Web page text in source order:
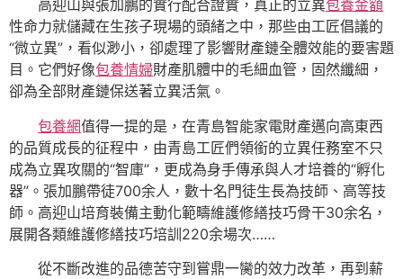
高迎山與張加鵬的實行配合證實，真正的立異包養金額
性命力就儲藏在生孩子現場的頭緒之中，那些由工匠倡議的
“微立異”，看似渺小，卻處理了影響財產鏈全體效能的要害題
目。它們好像包養情婦財產肌體中的毛細血管，固然纖細，
卻為全部財產鏈保送著立異活氣。
包養網值得一提的是，在青島智能家電財產邁向高東西
的品質成長的征程中，由青島工匠們領銜的立異任務室不只
成為立異攻關的“智庫”，更成為身手傳承與人才培養的“孵化
器”。張加鵬帶徒700余人，數十名門徒生長為技師、高等技
師。高迎山培育裝備主動化範疇維護修繕技巧骨干30余名，
展開各類維護修繕技巧培訓220余場次……
從不斷改進的品德苦守到嘗鼎一臠的效力改革，再到薪